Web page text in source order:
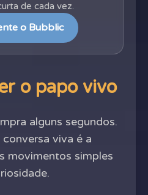
de cada vez.
o Bubblic
o papo vivo
alguns segundos.
viva é a
movimentos simples